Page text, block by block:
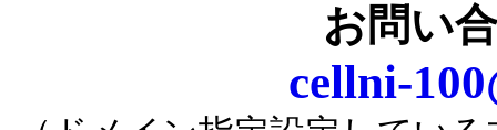
お問い
cellni-